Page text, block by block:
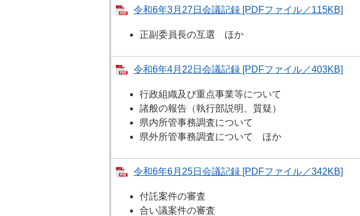
令和6年3月27日会議記録 [PDFファイル／115KB]
正副委員長の互選 ほか
令和6年4月22日会議記録 [PDFファイル／403KB]
行政組織及び重点事業等について
諸般の報告（執行部説明、質疑）
県内所管事務調査について
県外所管事務調査について ほか
令和6年6月25日会議記録 [PDFファイル／342KB]
付託案件の審査
合い議案件の審査